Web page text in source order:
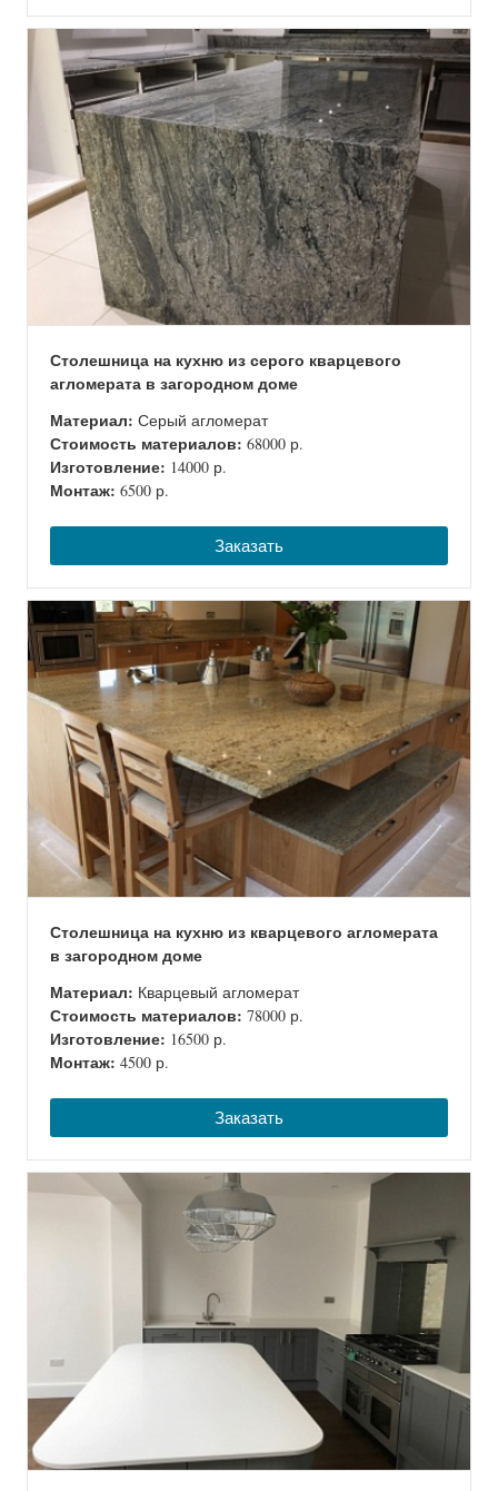
Столешница на кухню из серого кварцевого
агломерата в загородном доме
Материал: Серый агломерат
Стоимость материалов: 68000 р.
Изготовление: 14000 р.
Монтаж: 6500 р.
Заказать
Столешница на кухню из кварцевого агломерата
в загородном доме
Материал: Кварцевый агломерат
Стоимость материалов: 78000 р.
Изготовление: 16500 р.
Монтаж: 4500 р.
Заказать